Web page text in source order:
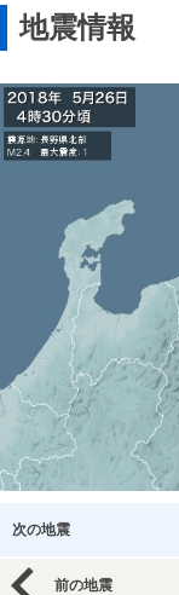
地震情報
次の地震
前の地震